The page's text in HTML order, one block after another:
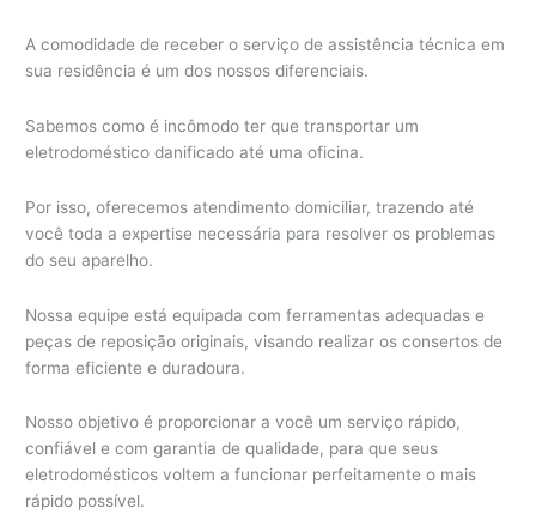
A comodidade de receber o serviço de assistência técnica em
sua residência é um dos nossos diferenciais.
Sabemos como é incômodo ter que transportar um
eletrodoméstico danificado até uma oficina.
Por isso, oferecemos atendimento domiciliar, trazendo até
você toda a expertise necessária para resolver os problemas
do seu aparelho.
Nossa equipe está equipada com ferramentas adequadas e
peças de reposição originais, visando realizar os consertos de
forma eficiente e duradoura.
Nosso objetivo é proporcionar a você um serviço rápido,
confiável e com garantia de qualidade, para que seus
eletrodomésticos voltem a funcionar perfeitamente o mais
rápido possível.